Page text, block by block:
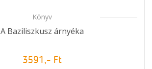
Könyv
A Baziliszkusz árnyéka
3591,- Ft